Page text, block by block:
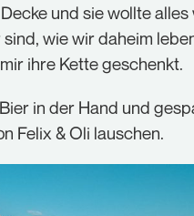
und sie wollte alles
wie wir daheim
ihre Kette geschenkt.
in der Hand und
Felix & Oli lauschen.